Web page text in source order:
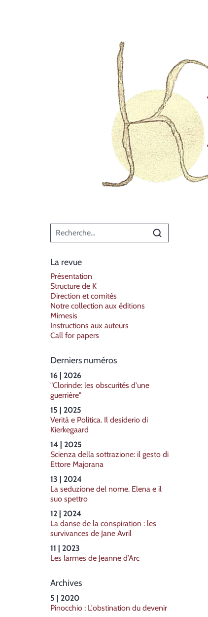
Menu principal
La revue
Présentation
Structure de K
Direction et comités
Notre collection aux éditions
Mimesis
Instructions aux auteurs
Call for papers
Derniers numéros
16 | 2026
"Clorinde: les obscurités d'une
guerrière"
15 | 2025
Verità e Politica. Il desiderio di
Kierkegaard
14 | 2025
Scienza della sottrazione: il gesto di
Ettore Majorana
13 | 2024
La seduzione del nome. Elena e il
suo spettro
12 | 2024
La danse de la conspiration : les
survivances de Jane Avril
11 | 2023
Les larmes de Jeanne d’Arc
Archives
5 | 2020
Pinocchio : L'obstination du devenir